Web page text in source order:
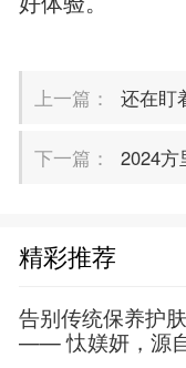
上一篇： 还在盯着
下一篇： 2024方里
精彩推荐
告别传统保养护
—— 忲媄妍，源